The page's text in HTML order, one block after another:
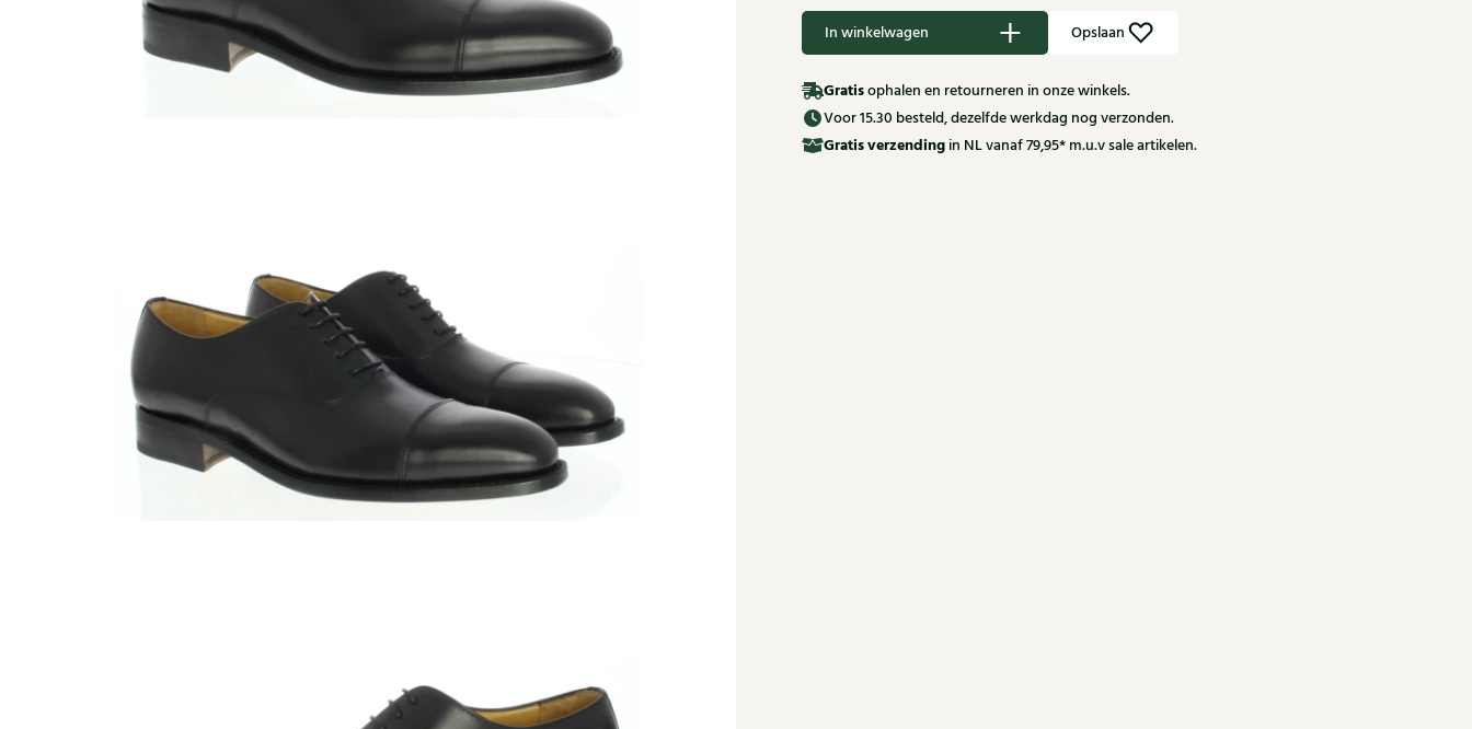
In winkelwagen Opslaan
Gratisophalen en retourneren in onze winkels.
Voor 15.30 besteld, dezelfde werkdag nog verzonden.
Gratisverzending in NL vanaf 79,95* m.u.v sale artikelen.